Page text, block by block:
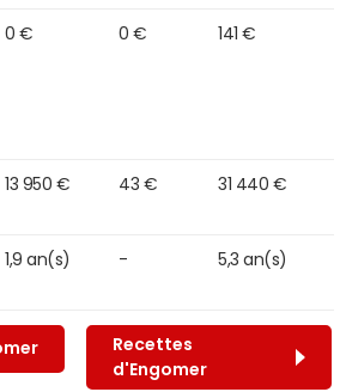
0 € 0 € 141 €
13 950 € 43 € 31 440 €
1,9 an(s) - 5,3 an(s)
Recettes
d'Engomer